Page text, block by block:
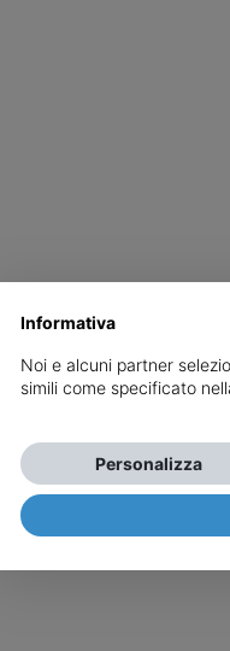
Informativa
Noi e alcuni partner
simili come specificato
Personalizza